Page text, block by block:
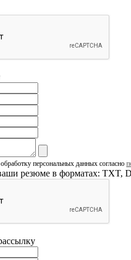
персональных данных согласно
резюме в форматах: TXT,